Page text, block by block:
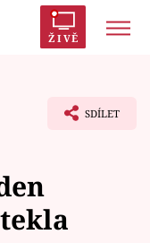
ŽIVĚ
SDÍLET